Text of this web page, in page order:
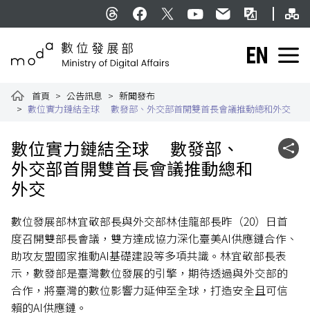
English
首頁 公告訊息
新聞發布
數位實力鏈結全球 數發部、外交部首開雙首長會議推動總和外交
數位實力鏈結全球 數發部、
外交部首開雙首長會議推動總和
外交
社群
數位發展部林宜敬部長與外交部林佳龍部長昨（20）日首
度召開雙部長會議，雙方達成協力深化臺美AI供應鏈合作、
助攻友盟國家推動AI基礎建設等多項共識。林宜敬部長表
示，數發部是臺灣數位發展的引擎，期待透過與外交部的
合作，將臺灣的數位影響力延伸至全球，打造安全且可信
賴的AI供應鏈。